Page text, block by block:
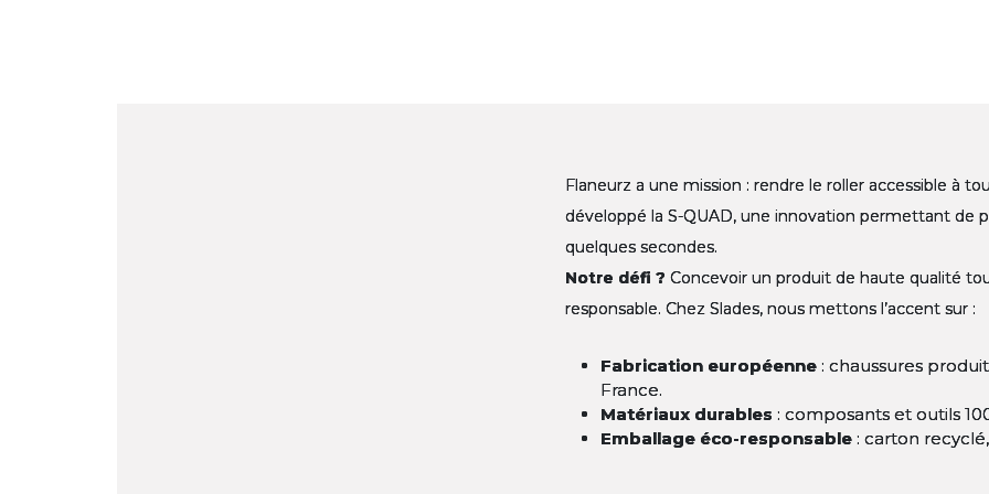
Flaneurz a une mission : rendre le roller accessible à
développé la S-QUAD, une innovation permettant de
quelques secondes.
Notre défi ? Concevoir un produit de haute qualité
responsable. Chez Slades, nous mettons l’accent sur :
Fabrication européenne : chaussures
France.
Matériaux durables : composants et outils
Emballage éco-responsable : carton
Flaneurz a une mission : rendre le roller accessible à
développé la S-QUAD, une innovation permettant de
quelques secondes.
Notre défi ? Concevoir un produit de haute qualité
responsable. Chez Slades, nous mettons l’accent sur :
Fabrication européenne : chaussures
France.
Matériaux durables : composants et outils
Emballage éco-responsable : carton
Flaneurz a une mission : rendre le roller accessible à
développé la S-QUAD, une innovation permettant de
quelques secondes.
Notre défi ? Concevoir un produit de haute qualité
responsable. Chez Slades, nous mettons l’accent sur :
Fabrication européenne : chaussures
France.
Matériaux durables : composants et outils
Emballage éco-responsable : carton